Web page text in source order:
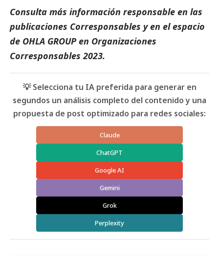
Consulta más información responsable en las
publicaciones Corresponsables y en el espacio
de OHLA GROUP en Organizaciones
Corresponsables 2023.
💡 Selecciona tu IA preferida para generar en
segundos un análisis completo del contenido y una
propuesta de post optimizado para redes sociales:
Claude
ChatGPT
Google AI
Gemini
Grok
Perplexity